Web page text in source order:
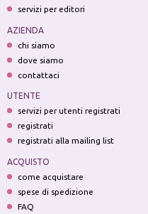
servizi per editori
AZIENDA
chi siamo
dove siamo
contattaci
UTENTE
servizi per utenti registrati
registrati
registrati alla mailing list
ACQUISTO
come acquistare
spese di spedizione
FAQ